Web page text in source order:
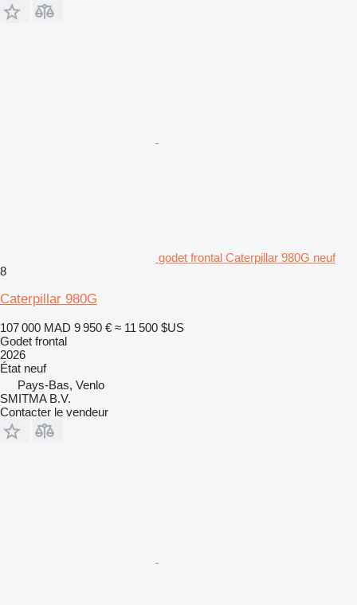
godet frontal Caterpillar 980G neuf
8
Caterpillar 980G
107 000 MAD 9 950 € ≈ 11 500 $US
Godet frontal
2026
État neuf
Pays-Bas, Venlo
SMITMA B.V.
Contacter le vendeur